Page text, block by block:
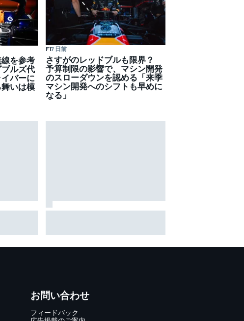
を参考
ルズ代
バーに
いは模
F17 日前
さすがのレッドブルも限界？
予算制限の影響で、マシン開発
のスローダウンを認める「来季
マシン開発へのシフトも早めに
なる」
お問い合わせ
フィードバック